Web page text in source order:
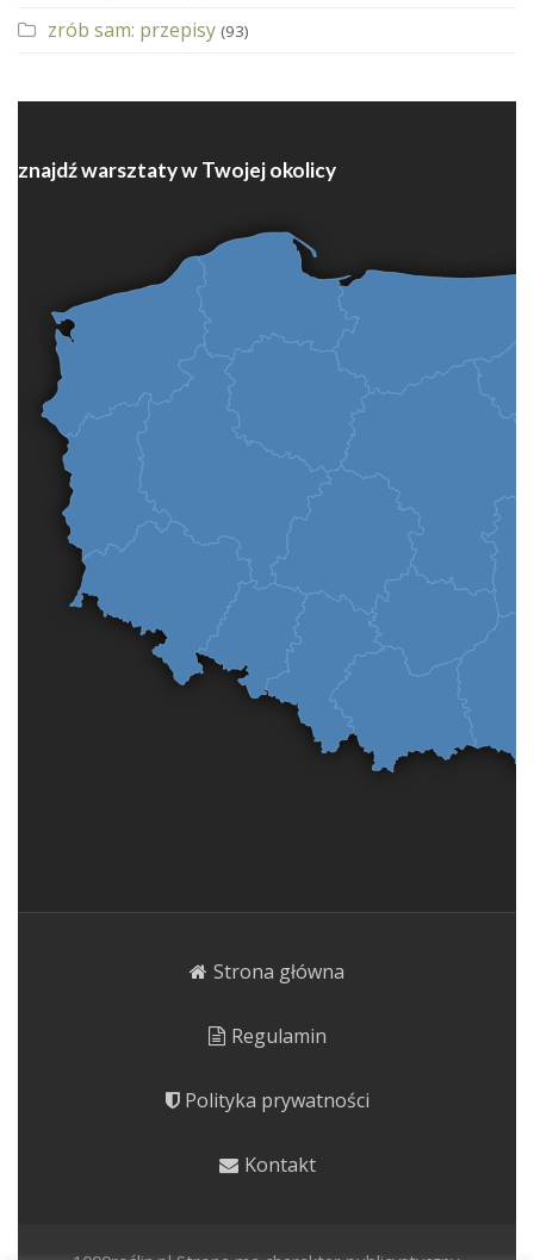
zrób sam: przepisy (93)
znajdź warsztaty w Twojej okolicy
Strona główna
Regulamin
Polityka prywatności
Kontakt